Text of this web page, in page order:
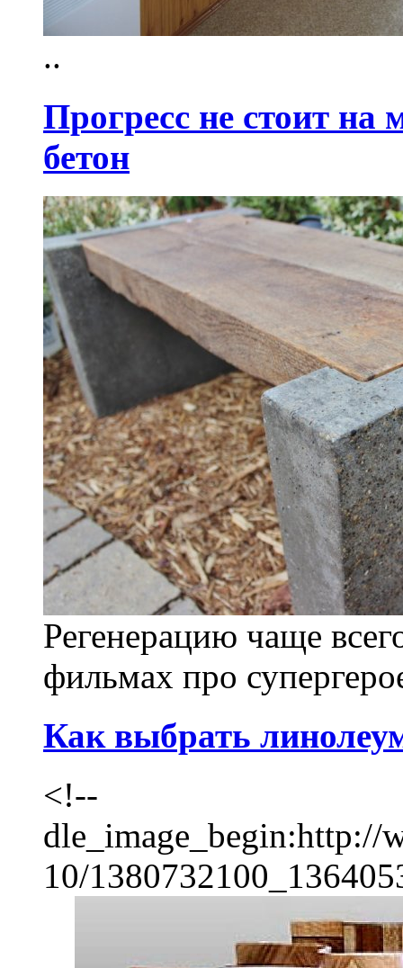
..
Прогресс не стоит на
бетон
Регенерацию чаще
фильмах про
Как выбрать
<!--
dle_image_begin:http://
10/